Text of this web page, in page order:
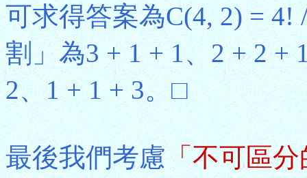
可求得答案為C(4, 2) =
割」為3 + 1 + 1、2 + 2 +
2、1 + 1 + 3。□
最後我們考慮「不可區